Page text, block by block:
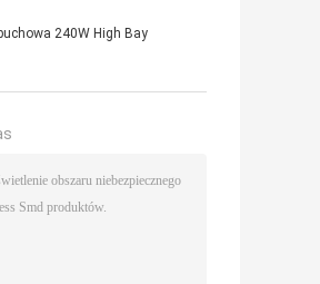
240W High Bay